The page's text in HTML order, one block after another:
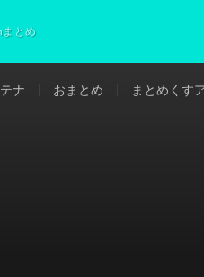
とめ
ナ おまとめ まとめくす